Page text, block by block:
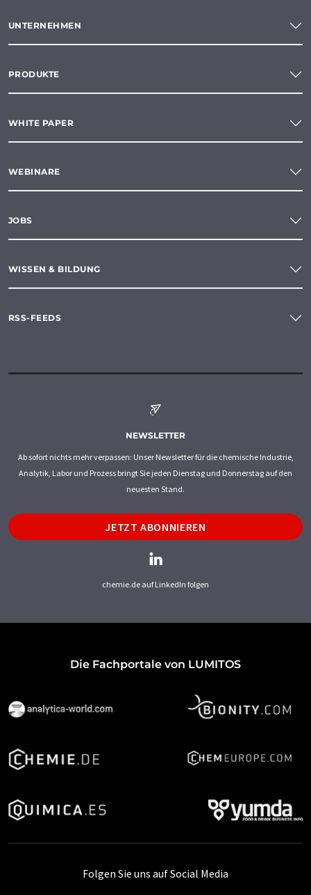
UNTERNEHMEN
PRODUKTE
WHITE PAPER
WEBINARE
JOBS
WISSEN & BILDUNG
RSS-FEEDS
NEWSLETTER
Ab sofort nichts mehr verpassen: Unser Newsletter für die chemische Industrie,
Analytik, Labor und Prozess bringt Sie jeden Dienstag und Donnerstag auf den
neuesten Stand.
JETZT ABONNIEREN
chemie.de auf LinkedIn folgen
Die Fachportale von LUMITOS
Folgen Sie uns auf Social Media